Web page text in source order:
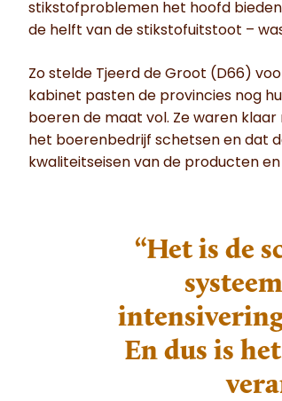
stikstofproblemen het hoofd
de helft van de stikstofuitstoot –
Zo stelde Tjeerd de Groot (D66)
kabinet pasten de provincies nog
boeren de maat vol. Ze waren
het boerenbedrijf schetsen en dat
kwaliteitseisen van de producten
“Het is de
En dus is